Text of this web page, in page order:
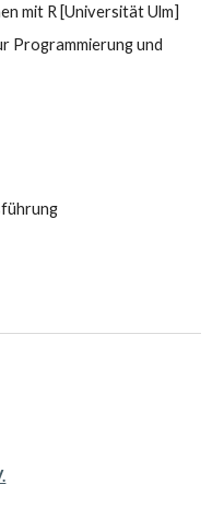
mit R [Universität Ulm]
Programmierung und